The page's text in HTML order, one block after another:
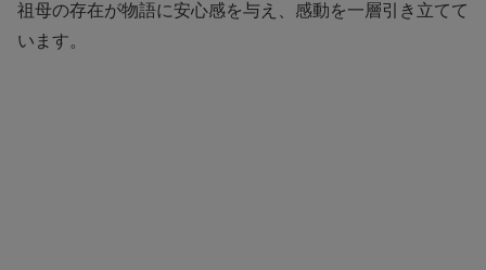
祖母の存在が物語に安心感を与え、感動を一層引き立てて
います。